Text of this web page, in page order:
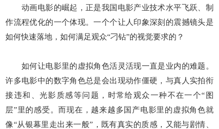
动画电影的崛起，正是我国电影产业技术水平飞跃、制
作流程优化的一个体现。一个个让人印象深刻的震撼镜头是
如何快速落地，如何满足观众“刁钻”的视觉要求的？
如何让电影里的虚拟角色活灵活现一直是业内的难题。
许多电影中的数字角色总是会出现动作僵硬，与真人实拍衔
接违和、光影质感等问题，时常给观众一种不在一个“图
层”里的感受。而现在，越来越多国产电影里的虚拟角色就
像“从银幕里走出来一般”，既有真实的质感，又能与剧情、